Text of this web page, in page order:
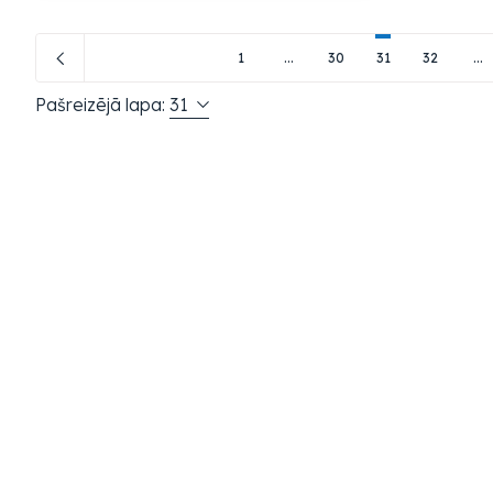
1 ... 30 31 32 ...
Pašreizējā lapa: 31